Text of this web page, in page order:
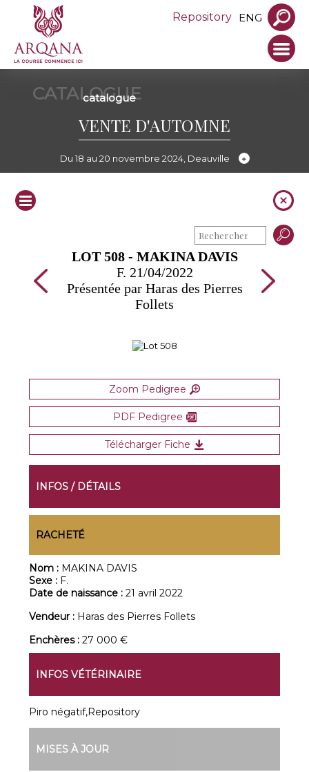
Repository ENG
CATALOGUE
catalogue
VENTE D'AUTOMNE
Du 18 au 20 novembre 2024, Deauville
LOT 508 - MAKINA DAVIS
F. 21/04/2022
Présentée par Haras des Pierres
Follets
Zoom Pedigree
PDF Pedigree
Télécharger Fiche
INFOS / DÉTAILS
RACHETÉ
Nom : MAKINA DAVIS
Sexe : F.
Date de naissance :21 avril 2022
Vendeur : Haras des Pierres Follets
Enchères :27 000 €
INFOS VÉTÉRINAIRE
Piro négatif,Repository
MISES À JOUR